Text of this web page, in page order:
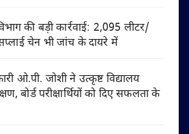
की बड़ी कार्रवाई: 2,095 लीटर/
चेन भी जांच के दायरे में
ओ.पी. जोशी ने उत्कृष्ट विद्यालय
बोर्ड परीक्षार्थियों को दिए सफलता के